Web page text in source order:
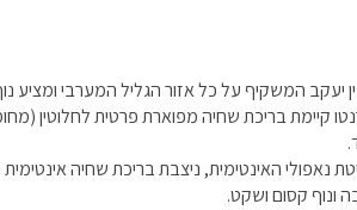
ונוף קסום ושקט.